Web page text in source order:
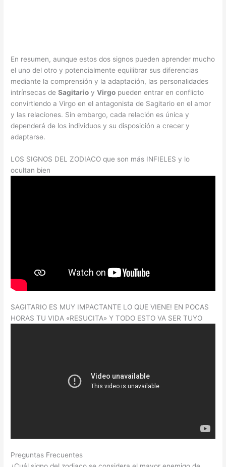
En resumen, aunque estos dos signos pueden aprender mucho
el uno del otro y potencialmente equilibrar sus diferencias
mediante la comprensión y la adaptación, las personalidades
intrínsecas deSagitario yVirgo pueden entrar en conflicto
convirtiendo a Virgo en el antagonista de Sagitario en el amor
y las relaciones. Sin embargo, cada relación es única y
dependerá de los individuos y su disposición a crecer y
adaptarse.
LOS SIGNOS DEL ZODIACO que son más INFIELES y lo
ocultan bien
SAGITARIO ES MUY IMPACTANTE LO QUE VIENE! EN POCAS
HORAS TU VIDA «RESUCITA» Y TODO ESTO VA SER TUYO
Preguntas Frecuentes